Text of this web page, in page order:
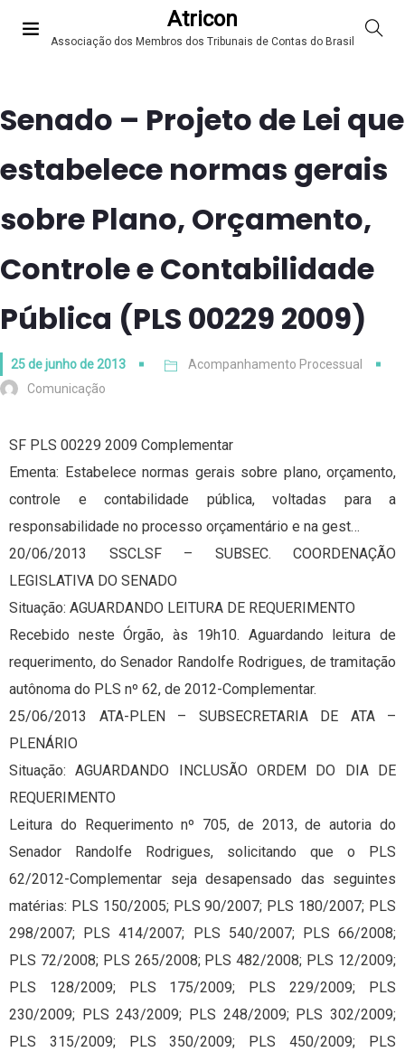
Atricon
Associação dos Membros dos Tribunais de Contas do Brasil
Senado – Projeto de Lei que
estabelece normas gerais
sobre Plano, Orçamento,
Controle e Contabilidade
Pública (PLS 00229 2009)
25 de junho de 2013
Acompanhamento Processual
Comunicação
SF PLS 00229 2009 Complementar
Ementa: Estabelece normas gerais sobre plano, orçamento,
controle e contabilidade pública, voltadas para a
responsabilidade no processo orçamentário e na gest…
20/06/2013 SSCLSF – SUBSEC. COORDENAÇÃO
LEGISLATIVA DO SENADO
Situação: AGUARDANDO LEITURA DE REQUERIMENTO
Recebido neste Órgão, às 19h10. Aguardando leitura de
requerimento, do Senador Randolfe Rodrigues, de tramitação
autônoma do PLS nº 62, de 2012-Complementar.
25/06/2013 ATA-PLEN – SUBSECRETARIA DE ATA –
PLENÁRIO
Situação: AGUARDANDO INCLUSÃO ORDEM DO DIA DE
REQUERIMENTO
Leitura do Requerimento nº 705, de 2013, de autoria do
Senador Randolfe Rodrigues, solicitando que o PLS
62/2012-Complementar seja desapensado das seguintes
matérias: PLS 150/2005; PLS 90/2007; PLS 180/2007; PLS
298/2007; PLS 414/2007; PLS 540/2007; PLS 66/2008;
PLS 72/2008; PLS 265/2008; PLS 482/2008; PLS 12/2009;
PLS 128/2009; PLS 175/2009; PLS 229/2009; PLS
230/2009; PLS 243/2009; PLS 248/2009; PLS 302/2009;
PLS 315/2009; PLS 350/2009; PLS 450/2009; PLS